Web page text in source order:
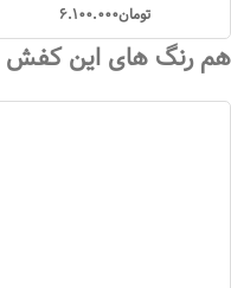
تومان6.100.000
هم رنگ های این کفش